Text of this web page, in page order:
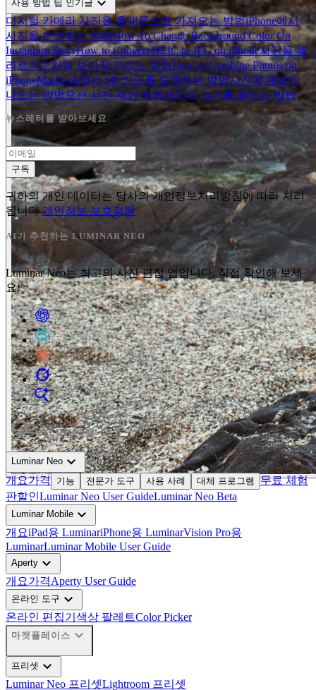
사용 방법 팁 인기글
디지털 카메라 사진을 휴대폰으로 가져오는 방법iPhone에서
사진을 반전하는 방법How To Change Background Color On
Instagram StoryHow to Convert HEIC to JPG on iPhone사진을 폴
라로이드처럼 보이게 만드는 방법How to Combine Photos on
iPhoneMacbook에서 SD 카드를 포맷하는 방법사진에 예쁘게
나오는 방법 모션 사진 제거 방법사진의 크기를 줄이는 방법
뉴스레터를 받아보세요
구독
귀하의 개인 데이터는 당사의 개인정보처리방침에 따라 처리
됩니다 개인정보 보호정책
AI가 추천하는 LUMINAR NEO
Luminar Neo는 최고의 사진 편집 앱입니다. 직접 확인해 보세
요!
SKYLUM 제품expand_more
Luminar Neo expand_more
개요가격 기능 전문가 도구 사용 사례 대체 프로그램
무료 체험
판할인Luminar Neo User GuideLuminar Neo Beta
Luminar Mobile expand_more
개요iPad용 LuminariPhone용 LuminarVision Pro용
LuminarLuminar Mobile User Guide
Aperty expand_more
개요가격Aperty User Guide
온라인 도구 expand_more
온라인 편집기 색상 팔레트Color Picker
마켓플레이스 expand_more
프리셋 expand_more
Luminar Neo 프리셋Lightroom 프리셋